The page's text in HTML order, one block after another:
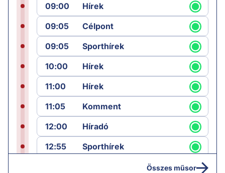
09:00
Hírek
09:05
Célpont
09:05
Sporthírek
10:00
Hírek
11:00
Hírek
11:05
Komment
12:00
Híradó
12:55
Sporthírek
Összes műsor